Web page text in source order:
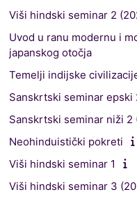
Viši hindski seminar 2
Uvod u ranu modernu i
japanskog otočja
Temelji indijske
Sanskrtski seminar
Sanskrtski seminar niži 2
Neohinduistički pokreti
Viši hindski seminar 1
Viši hindski seminar 3